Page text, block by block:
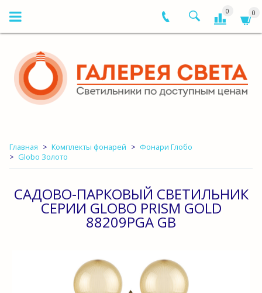
0 0
Главная Комплекты фонарей
Фонари Глобо
Globo Золото
САДОВО-ПАРКОВЫЙ СВЕТИЛЬНИК
СЕРИИ GLOBO PRISM GOLD
88209PGA GB